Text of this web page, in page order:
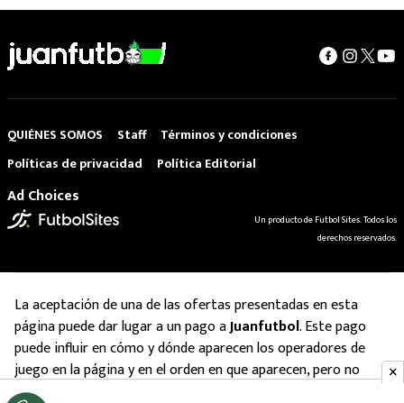
QUIÉNES SOMOS Staff
Términos y condiciones
Políticas de privacidad
Política Editorial
Ad Choices
Un producto de Futbol Sites. Todos los
derechos reservados.
La aceptación de una de las ofertas presentadas en esta
página puede dar lugar a un pago aJuanfutbol. Este pago
puede influir en cómo y dónde aparecen los operadores de
juego en la página y en el orden en que aparecen, pero no
influye en nuestras evaluaciones.